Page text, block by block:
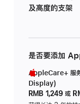
及高度的支架
是否要添加
AppleCare+ 服
Display)
RMB 1,249 或